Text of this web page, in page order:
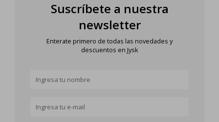
Suscríbete a nuestra
newsletter
Enterate primero de todas las novedades y
descuentos en Jysk